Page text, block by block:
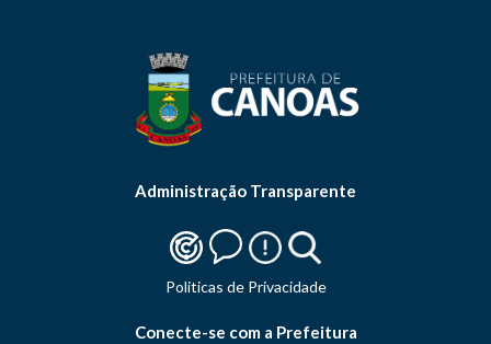
Administração Transparente
Politicas de Privacidade
Conecte-se com a Prefeitura